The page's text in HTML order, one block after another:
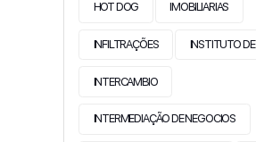
HOT DOG IMOBILIARIAS
INFILTRAÇÕES INSTITUTO
INTERCAMBIO
INTERMEDIAÇÃO DE NEGOCIOS